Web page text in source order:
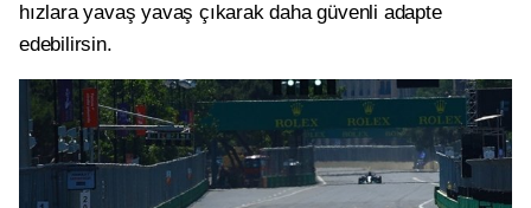
hızlara yavaş yavaş çıkarak daha güvenli adapte
edebilirsin.